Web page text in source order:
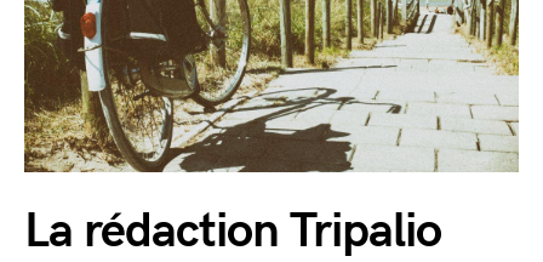
La rédaction Tripalio